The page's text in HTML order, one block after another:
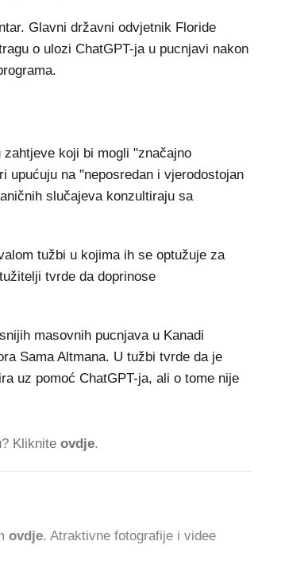
Glavni državni odvjetnik Floride
o ulozi ChatGPT-ja u pucnjavi nakon
koji bi mogli "značajno
upućuju na "neposredan i vjerodostojan
slučajeva konzultiraju sa
tužbi u kojima ih se optužuje za
tvrde da doprinose
masovnih pucnjava u Kanadi
Sama Altmana. U tužbi tvrde da je
uz pomoć ChatGPT-ja, ali o tome nije
Kliknite ovdje.
ovdje. Atraktivne fotografije i videe